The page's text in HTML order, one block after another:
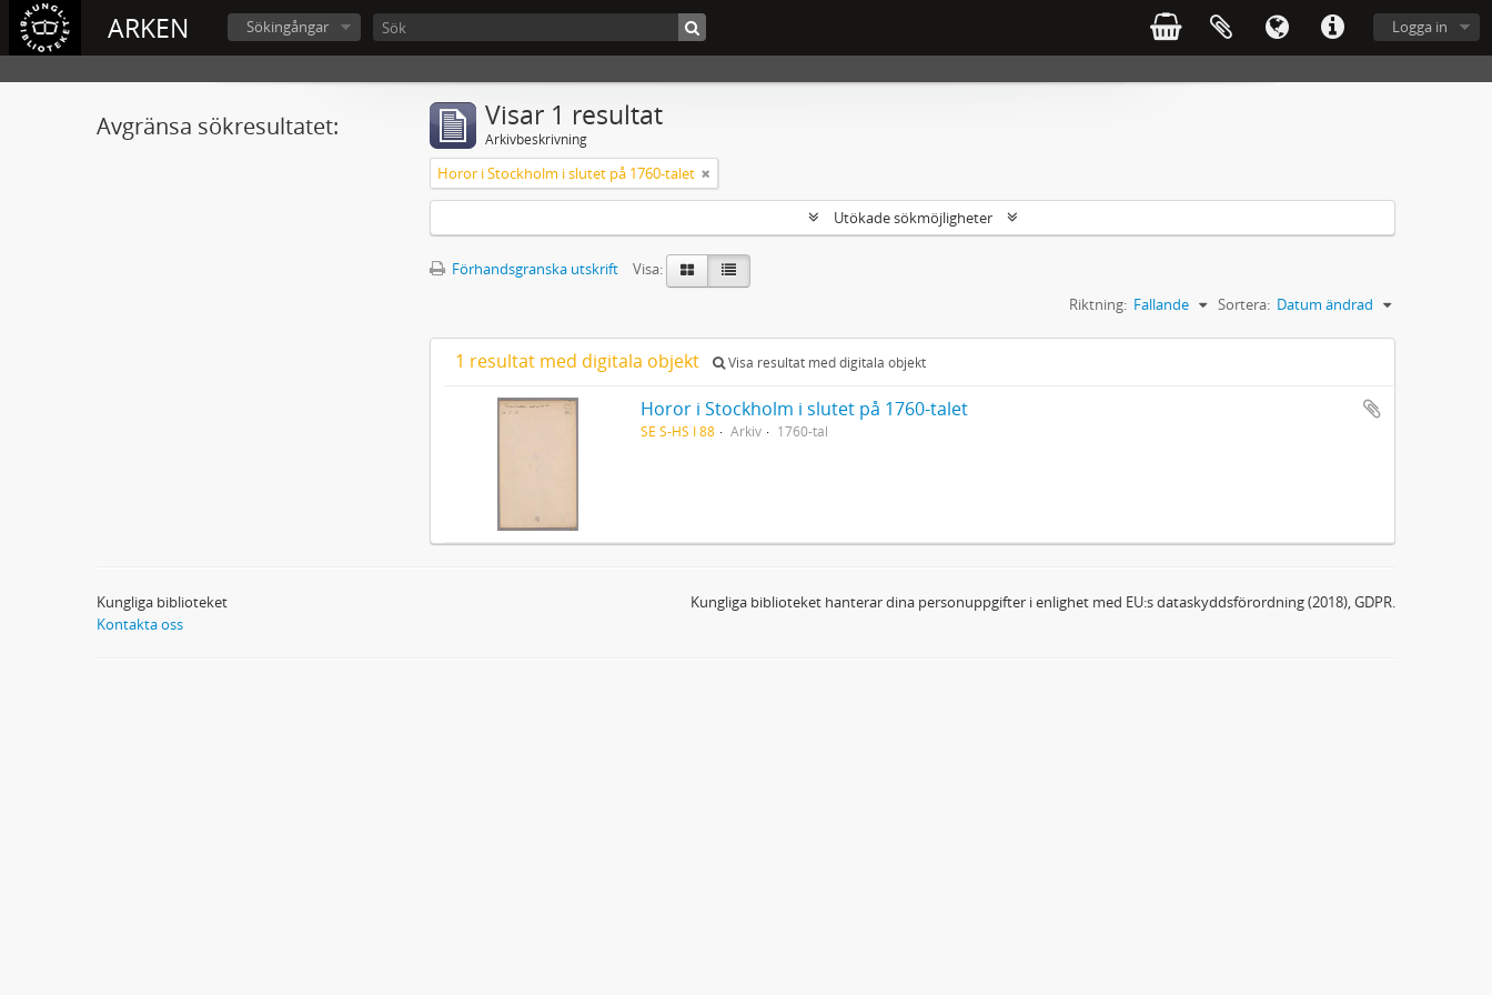
ARKEN Logga in
Sökingångar
Avgränsa sökresultatet: Visar 1 resultat
Arkivbeskrivning
Horor i Stockholm i slutet på 1760-talet
Utökade sökmöjligheter
Förhandsgranska utskrift
Visa:
Sortera: Datum ändrad
Riktning: Fallande
1 resultat med digitala objekt Visa resultat med digitala objekt
Horor i Stockholm i slutet på 1760-talet
SE S-HS I 88 Arkiv 1760-tal
Kungliga biblioteket
Kontakta oss
Kungliga biblioteket hanterar dina personuppgifter i enlighet med EU:s dataskyddsförordning (2018), GDPR.